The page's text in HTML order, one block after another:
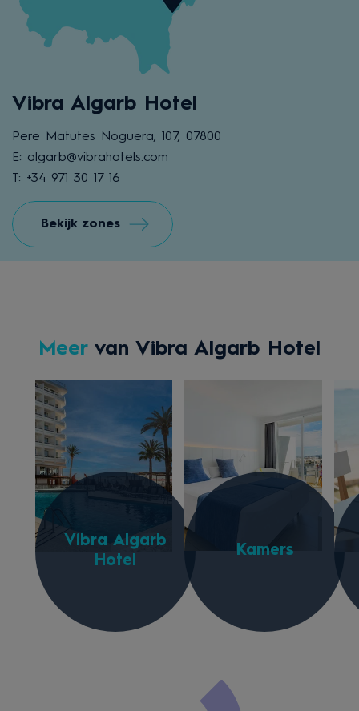
Vibra Algarb Hotel
Pere Matutes Noguera, 107, 07800
E: algarb@vibrahotels.com
T: +34 971 30 17 16
Bekijk zones
Meervan Vibra Algarb Hotel
Vibra Algarb
Hotel
Kamers